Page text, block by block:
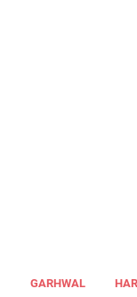
GARHWAL